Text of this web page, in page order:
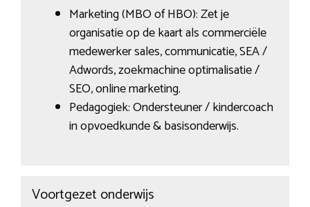
Marketing (MBO of HBO): Zet je
organisatie op de kaart als commerciële
medewerker sales, communicatie, SEA /
Adwords, zoekmachine optimalisatie /
SEO, online marketing.
Pedagogiek: Ondersteuner / kindercoach
in opvoedkunde & basisonderwijs.
Voortgezet onderwijs